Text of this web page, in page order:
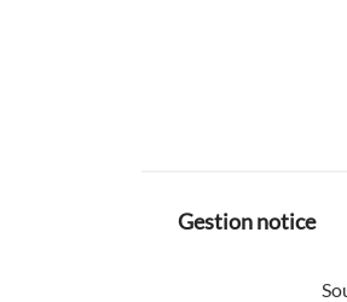
Gestion notice